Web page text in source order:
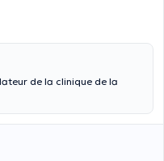
de la clinique de la